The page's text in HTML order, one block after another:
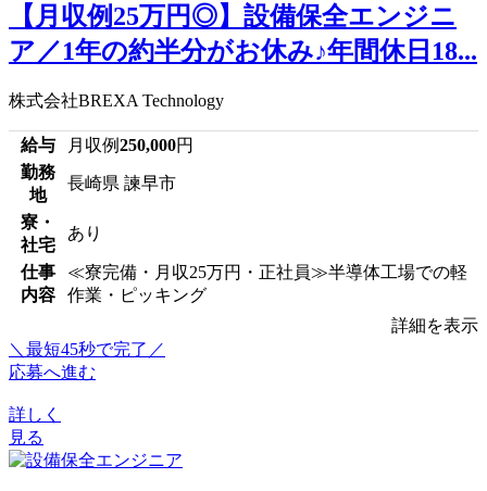
【月収例25万円◎】設備保全エンジニ
ア／1年の約半分がお休み♪年間休日18...
株式会社BREXA Technology
給与 月収例250,000円
勤務
地
長崎県 諫早市
寮・
社宅
あり
仕事
内容
≪寮完備・月収25万円・正社員≫半導体工場での軽
作業・ピッキング
詳細を表示
＼最短45秒で完了／
応募へ進む
詳しく
見る